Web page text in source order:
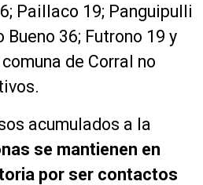
Paillaco 19; Panguipulli
Bueno 36; Futrono 19 y
de Corral no
acumulados a la
se mantienen en
por ser contactos